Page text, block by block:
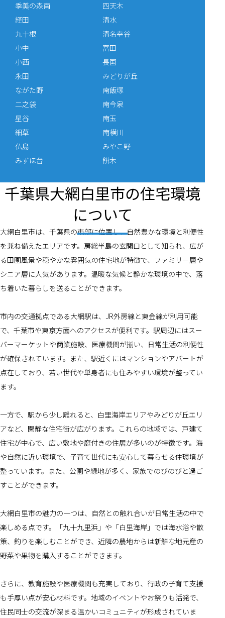
季美の森南
経田
九十根
小中
小西
四天木
清水
清名幸谷
富田
長国
永田
ながた野
二之袋
星谷
細草
仏島
みずほ台
みどりが丘
南飯塚
南今泉
南玉
南横川
みやこ野
餅木
千葉県大網白里市の住宅環境
について
大網白里市は、千葉県の東部に位置し、自然豊かな環境と利便性
を兼ね備えたエリアです。房総半島の玄関口として知られ、広が
る田園風景や穏やかな雰囲気の住宅地が特徴で、ファミリー層や
シニア層に人気があります。温暖な気候と静かな環境の中で、落
ち着いた暮らしを送ることができます。
市内の交通拠点である大網駅は、JR外房線と東金線が利用可能
で、千葉市や東京方面へのアクセスが便利です。駅周辺にはスー
パーマーケットや商業施設、医療機関が揃い、日常生活の利便性
が確保されています。また、駅近くにはマンションやアパートが
点在しており、若い世代や単身者にも住みやすい環境が整ってい
ます。
一方で、駅から少し離れると、白里海岸エリアやみどりが丘エリ
アなど、閑静な住宅街が広がります。これらの地域では、戸建て
住宅が中心で、広い敷地や庭付きの住居が多いのが特徴です。海
や自然に近い環境で、子育て世代にも安心して暮らせる住環境が
整っています。また、公園や緑地が多く、家族でのびのびと過ご
すことができます。
大網白里市の魅力の一つは、自然との触れ合いが日常生活の中で
楽しめる点です。「九十九里浜」や「白里海岸」では海水浴や散
策、釣りを楽しむことができ、近隣の農地からは新鮮な地元産の
野菜や果物を購入することができます。
さらに、教育施設や医療機関も充実しており、行政の子育て支援
も手厚い点が安心材料です。地域のイベントやお祭りも活発で、
住民同士の交流が深まる温かいコミュニティが形成されていま